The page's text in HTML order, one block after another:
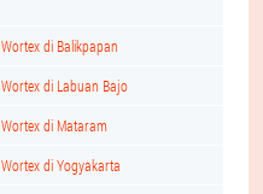
Wortex di Balikpapan
Wortex di Labuan Bajo
Wortex di Mataram
Wortex di Yogyakarta